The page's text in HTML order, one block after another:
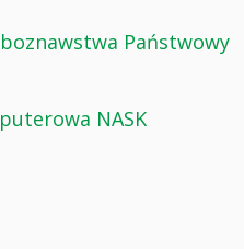
Państwowy
NASK